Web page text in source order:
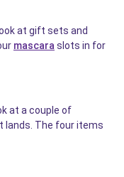
at gift sets and
mascara slots in for
at a couple of
lands. The four items